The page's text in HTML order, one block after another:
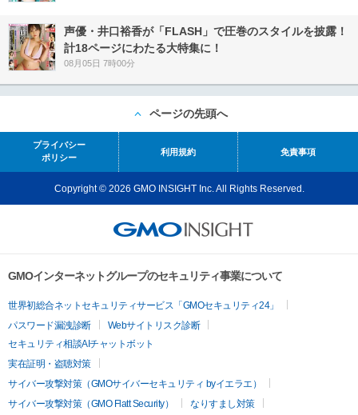
声優・井口裕香が「FLASH」で圧巻のスタイルを披露！
計18ページにわたる大特集に！
08月05日 7時00分
ページの先頭へ
プライバシー
ポリシー
利用規約 免責事項
Copyright © 2026 GMO INSIGHT Inc. All Rights Reserved.
GMOインターネットグループのセキュリティ事業について
世界初総合ネットセキュリティサービス「GMOセキュリティ24」
パスワード漏洩診断
Webサイトリスク診断
セキュリティ相談AIチャットボット
実在証明・盗聴対策
サイバー攻撃対策（GMOサイバーセキュリティ byイエラエ）
サイバー攻撃対策（GMO Flatt Security）
なりすまし対策